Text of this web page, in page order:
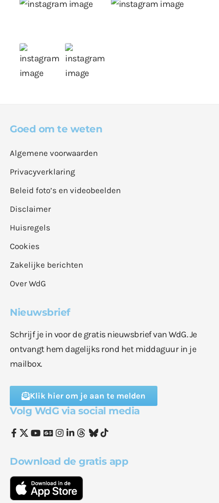
Goed om te weten
Algemene voorwaarden
Privacyverklaring
Beleid foto’s en videobeelden
Disclaimer
Huisregels
Cookies
Zakelijke berichten
Over WdG
Nieuwsbrief
Schrijf je in voor de gratis nieuwsbrief van WdG. Je
ontvangt hem dagelijks rond het middaguur in je
mailbox.
Klik hier om je aan te melden
Volg WdG via social media
Download de gratis app